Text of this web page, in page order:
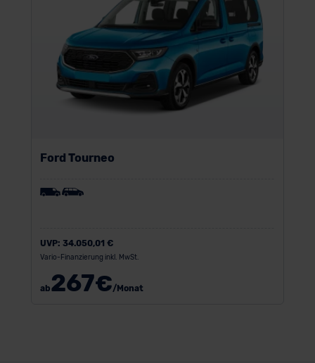
Ford Tourneo
UVP: 34.050,01 €
Vario-Finanzierung inkl. MwSt.
ab267€/Monat